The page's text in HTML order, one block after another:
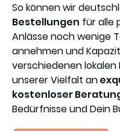
So können wir
Bestellungen für alle
Anlässe noch wenige
annehmen und
verschiedenen
unserer Vielfalt an
kostenloser
Bedürfnisse und Dein